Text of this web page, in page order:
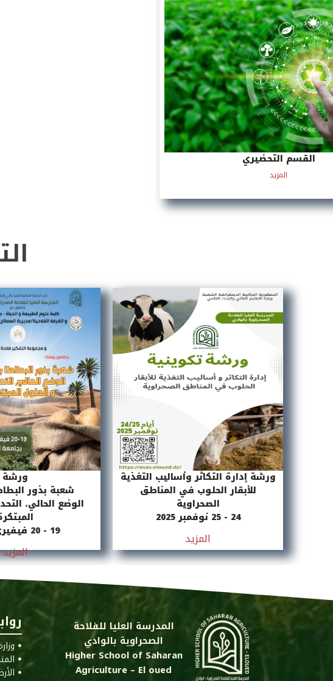
القسم التحضيري
المزيد
ورشة
شعبة بذور
الوضع الحالي،
19 - 20 فيفيري 2025
المزيد
ورشة إدارة التكاثر وأساليب التغذية
للأبقار الحلوب في المناطق
الصحراوية
24 - 25 نوفمبر 2025
المزيد
المدرسة العليا للفلاحة
الصحراوية بالوادي
Higher School of Saharan
Agriculture – El oued
ꔷ وزارة التعليم العالي والبحث العلمي
ꔷ المنصات الرقمية لوزارة التعليم العالي والبحث العلم
ꔷ الأرضية الرقمية للوزارة بروقرس